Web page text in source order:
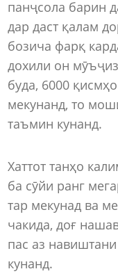
панҷсола барин
дар даст қалам
бозича фарқ
дохили он
буда, 6000
мекунанд, то
таъмин кунанд.
Хаттот танҳо
ба сӯйи ранг
тар мекунад ва
чакида, доғ
пас аз
кунанд.